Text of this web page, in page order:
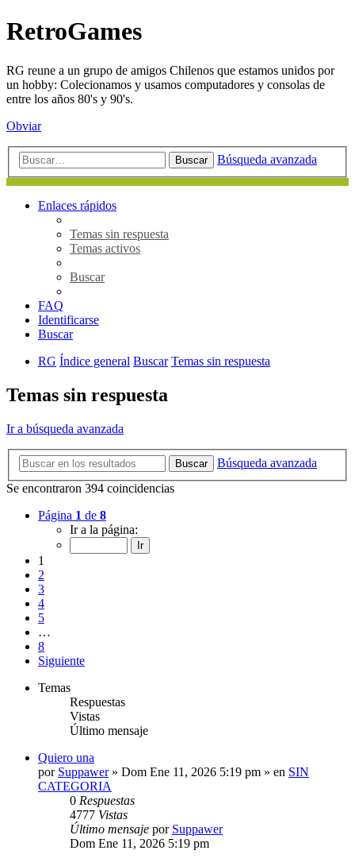
RetroGames
RG reune a un grupo de amigos Chilenos que estamos unidos por
un hobby: Colecionamos y usamos computadores y consolas de
entre los años 80's y 90's.
Obviar
Buscar Búsqueda avanzada
Enlaces rápidos
Temas sin respuesta
Temas activos
Buscar
FAQ
Identificarse
Buscar
RG Índice general Buscar Temas sin respuesta
Temas sin respuesta
Ir a búsqueda avanzada
Buscar
Búsqueda avanzada
Se encontraron 394 coincidencias
Página 1 de 8
Ir a la página:
1
2
3
4
5
…
8
Siguiente
Temas
Respuestas
Vistas
Último mensaje
Quiero una
por Suppawer» Dom Ene 11, 2026 5:19 pm » en SIN
CATEGORIA
0 Respuestas
4777 Vistas
Último mensaje por Suppawer
Dom Ene 11, 2026 5:19 pm